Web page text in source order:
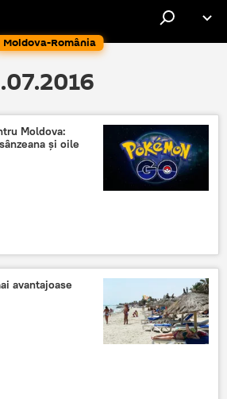
Moldova-România
Moldova:
și oile
avantajoase